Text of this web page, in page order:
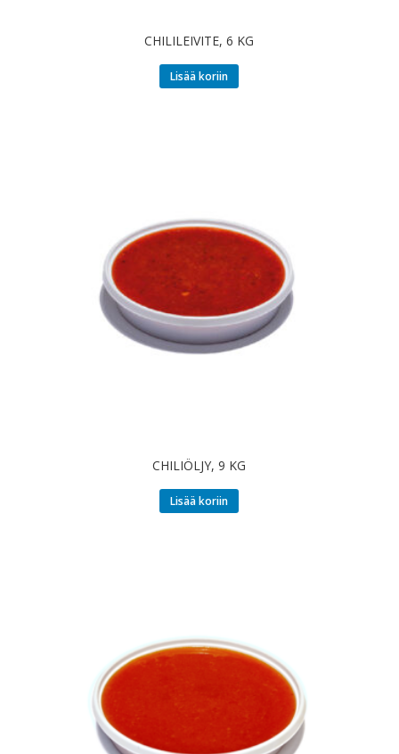
CHILILEIVITE, 6 KG
Lisää koriin
CHILIÖLJY, 9 KG
Lisää koriin